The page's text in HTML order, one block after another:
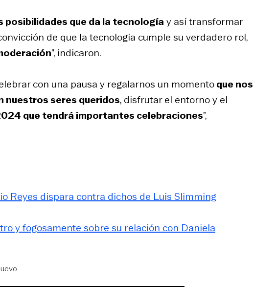
posibilidades que da la tecnologíay así transformar
de que la tecnología cumple su verdadero rol,
”, indicaron.
con una pausa y regalarnos un momentoque nos
nuestros seres queridos, disfrutar el entorno y el
que tendrá importantes celebraciones”,
Reyes dispara contra dichos de Luis Slimming
y fogosamente sobre su relación con Daniela